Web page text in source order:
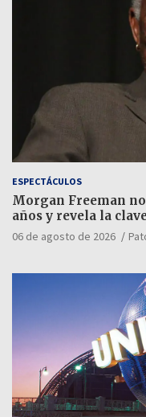
ESPECTÁCULOS
Morgan Freeman
años y revela la
06 de agosto de 2026